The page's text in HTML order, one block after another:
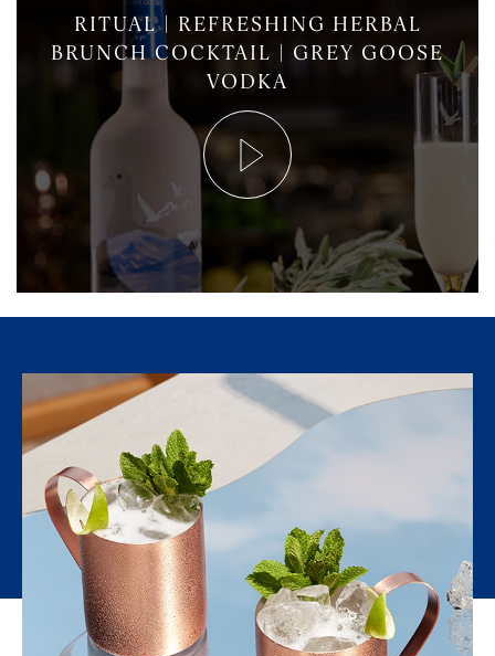
RITUAL | REFRESHING HERBAL
BRUNCH COCKTAIL | GREY GOOSE
VODKA
Lecture
de
la
vidéo